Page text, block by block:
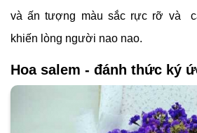
và ấn tượng màu sắc rực rỡ và
khiến lòng người nao nao.
Hoa salem - đánh thức ký